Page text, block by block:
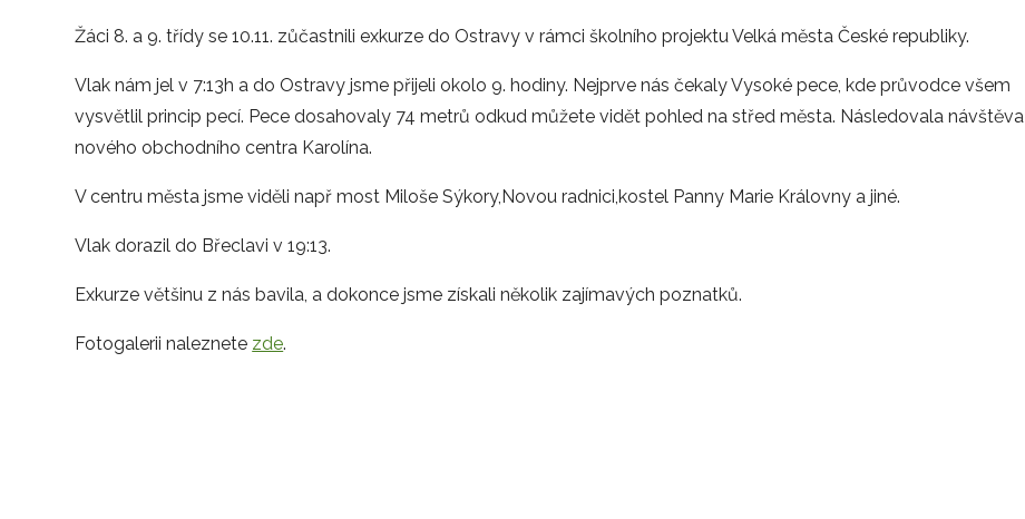
Žáci 8. a 9. třídy se 10.11. zůčastnili exkurze do Ostravy v rámci školního projektu Velká města České republiky.
Vlak nám jel v 7:13h a do Ostravy jsme přijeli okolo 9. hodiny. Nejprve nás čekaly Vysoké pece, kde průvodce všem
vysvětlil princip pecí. Pece dosahovaly 74 metrů odkud můžete vidět pohled na střed města. Následovala návštěva
nového obchodního centra Karolína.
V centru města jsme viděli např most Miloše Sýkory,Novou radnici,kostel Panny Marie Královny a jiné.
Vlak dorazil do Břeclavi v 19:13.
Exkurze většinu z nás bavila, a dokonce jsme získali několik zajímavých poznatků.
Fotogalerii naleznete zde.